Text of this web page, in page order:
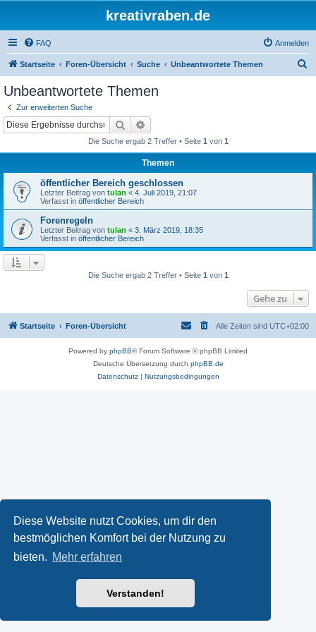
Diese Website nutzt Cookies, um dir den
bestmöglichen Komfort bei der Nutzung zu
bieten. Mehr erfahren
Verstanden!
kreativraben.de
FAQ Anmelden
Startseite Foren-Übersicht Suche Unbeantwortete Themen
Unbeantwortete Themen
Zur erweiterten Suche
Suche
Die Suche ergab 2 Treffer • Seite 1 von 1
Themen
öffentlicher Bereich geschlossen
Letzter Beitrag von tulan « 4. Juli 2019, 21:07
Verfasst in öffentlicher Bereich
Forenregeln
Letzter Beitrag von tulan « 3. März 2019, 18:35
Verfasst in öffentlicher Bereich
Die Suche ergab 2 Treffer • Seite 1 von 1
Gehe zu
Startseite Foren-Übersicht Alle Zeiten sind UTC+02:00
Powered by phpBB® Forum Software © phpBB Limited
Deutsche Übersetzung durch phpBB.de
Datenschutz| Nutzungsbedingungen